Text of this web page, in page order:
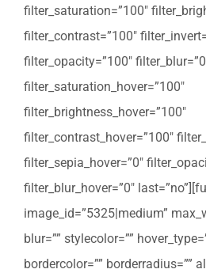
filter_saturation=”100″
filter_contrast=”100″
filter_opacity=”100″
filter_saturation_hover=”100″
filter_brightness_hover=”100″
filter_contrast_hover=”100″
filter_sepia_hover=”0″
filter_blur_hover=”0″
image_id=”5325|medium”
blur=”” stylecolor=””
bordercolor=”” borderradius=””